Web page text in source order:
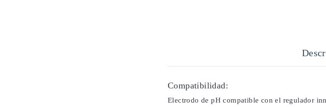
Compatibilidad:
Electrodo de pH compatible con el regulador